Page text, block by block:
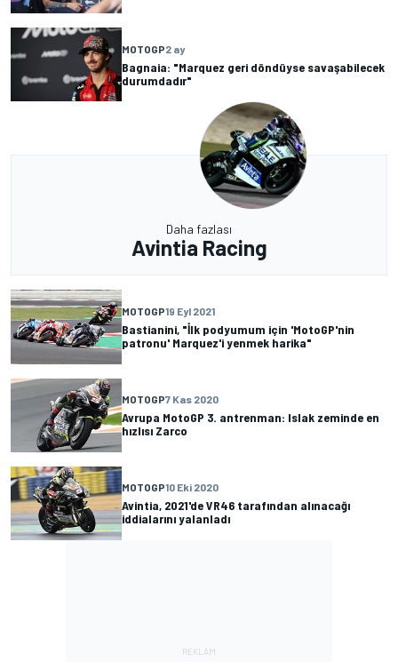
MOTOGP2 ay
Bagnaia: "Marquez geri döndüyse savaşabilecek
durumdadır"
Daha fazlası
Avintia Racing
MOTOGP19 Eyl 2021
Bastianini, "İlk podyumum için 'MotoGP'nin
patronu' Marquez'i yenmek harika"
MOTOGP7 Kas 2020
Avrupa MotoGP 3. antrenman: Islak zeminde en
hızlısı Zarco
MOTOGP10 Eki 2020
Avintia, 2021'de VR46 tarafından alınacağı
iddialarını yalanladı